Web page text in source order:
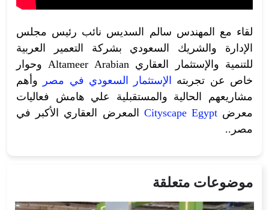
لقاء مع المهندس سالم السديس نائب رئيس مجلس
الإدارة والشريك السعودي بشركة التعمير العربية
للتنمية والإستثمار العقاري Altameer Arabian وحوار
خاص عن تجربته الإستثمار السعودي في مصر
وأهم
مشاريعهم الحالية والمستقبلية علي هامش فعاليات
معرضCityscape Egypt المعرض العقاري الأكبر في
مصر..
موضوعات متعلقة